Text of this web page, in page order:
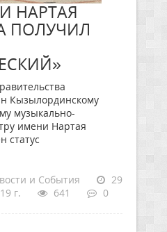
НАРТАЯ
ПОЛУЧИЛ
Кызылординскому
музыкально-
имени Нартая
статус
и События
29
г.
641 0